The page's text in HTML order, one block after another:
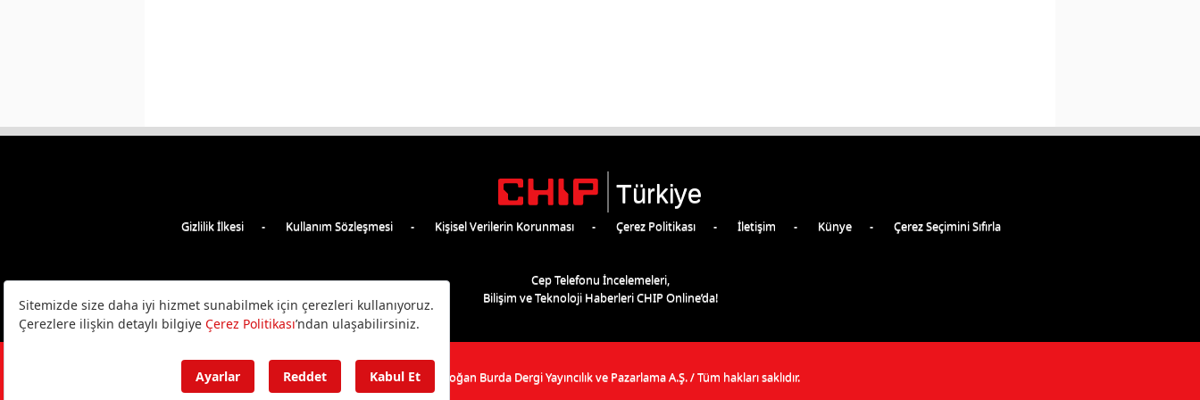
Türkiye
Gizlilik İlkesi Kullanım Sözleşmesi Kişisel Verilerin Korunması Çerez Politikası İletişim Künye Çerez Seçimini Sıfırla
Cep Telefonu İncelemeleri,
Bilişim ve Teknoloji Haberleri CHIP Online’da!
©2026 Doğan Burda Dergi Yayıncılık ve Pazarlama A.Ş./ Tüm hakları saklıdır.